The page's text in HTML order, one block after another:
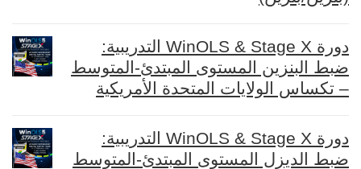
دورة WinOLS & Stage X التدريبية:
ضبط البنزين المستوى المبتدئ-المتوسط
– تكساس الولايات المتحدة الأمريكية
دورة WinOLS & Stage X التدريبية:
ضبط الديزل المستوى المبتدئ-المتوسط